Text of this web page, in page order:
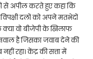
से अपील करते हुए कहा कि
दलों को अपने मतभेदों
क्या वो बीजेपी के खिलाफ
है जिसका जवाब देने की
रहा। केंद्र की सत्ता में